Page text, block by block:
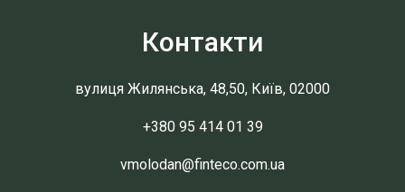
Контакти
вулиця Жилянська, 48,50, Київ, 02000
+380 95 414 01 39
vmolodan@finteco.com.ua